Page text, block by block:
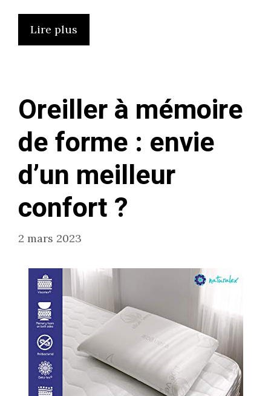
Lire plus
Oreiller à mémoire
de forme : envie
d’un meilleur
confort ?
2 mars 2023